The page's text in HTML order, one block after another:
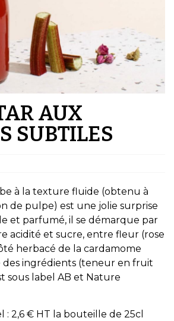
AUX
SUBTILES
à la texture fluide (obtenu à
de pulpe) est une jolie surprise
et parfumé, il se démarque par
acidité et sucre, entre fleur (rose
herbacé de la cardamome
des ingrédients (teneur en fruit
sous label AB et Nature
: 2,6 € HT la bouteille de 25cl